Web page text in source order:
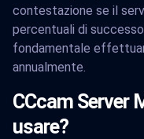
contestazione se il
percentuali di
fondamentale
annualmente.
CCcam Server
usare?